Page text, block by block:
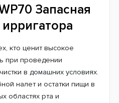
Запасная
кто ценит высокое
при проведении
в домашних условиях.
налет и остатки пищи в
областях рта и